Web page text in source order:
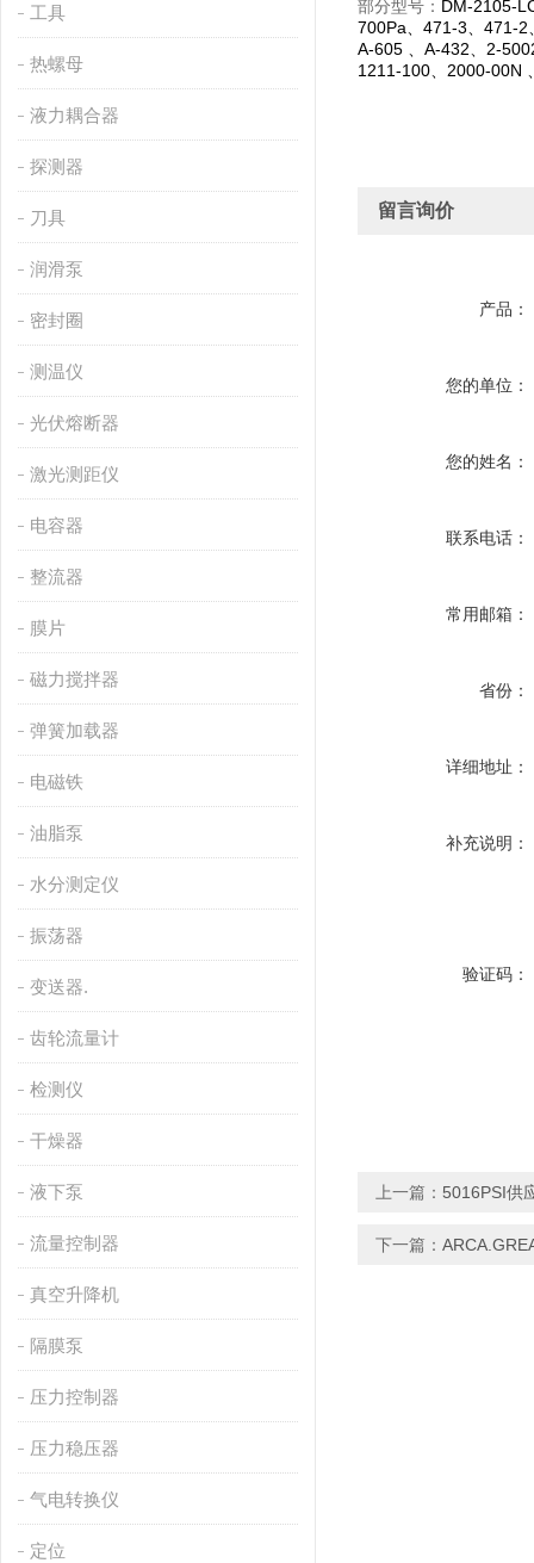
工具
热螺母
液力耦合器
探测器
刀具
润滑泵
密封圈
测温仪
光伏熔断器
激光测距仪
电容器
整流器
膜片
磁力搅拌器
弹簧加载器
电磁铁
油脂泵
水分测定仪
振荡器
变送器.
齿轮流量计
检测仪
干燥器
液下泵
流量控制器
真空升降机
隔膜泵
压力控制器
压力稳压器
气电转换仪
定位
部分型号： DM-2105-
700Pa
471-3 471-2
A-605
A-432
2-
1211-100
2000-00N
留言询价
产品：
您的单位：
您的姓名：
联系电话：
常用邮箱：
省份：
详细地址：
补充说明：
验证码：
上一篇： 5016PSI供
下一篇：